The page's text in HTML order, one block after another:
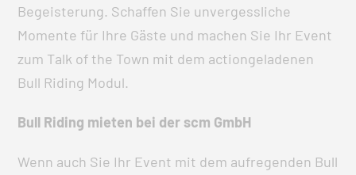
Begeisterung. Schaffen Sie unvergessliche
Momente für Ihre Gäste und machen Sie Ihr Event
zum Talk of the Town mit dem actiongeladenen
Bull Riding Modul.
Bull Riding mieten bei der scm GmbH
Wenn auch Sie Ihr Event mit dem aufregenden Bull